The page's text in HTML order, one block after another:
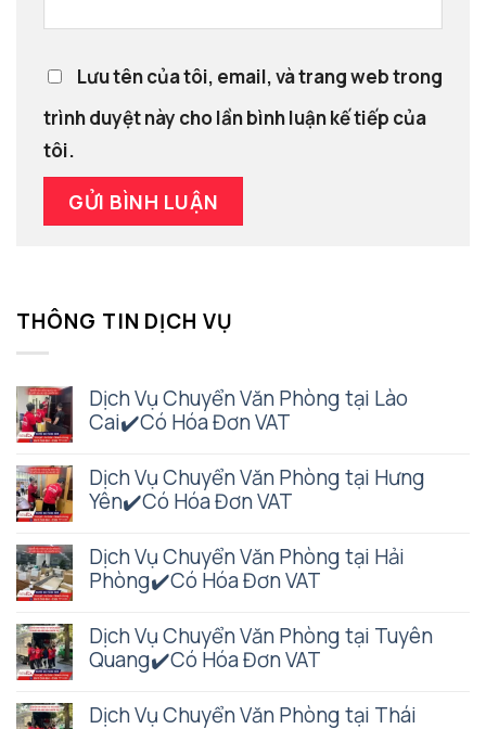
THÔNG TIN DỊCH VỤ
Dịch Vụ Chuyển Văn Phòng tại Lào
Cai✔️Có Hóa Đơn VAT
Dịch Vụ Chuyển Văn Phòng tại Hưng
Yên✔️Có Hóa Đơn VAT
Dịch Vụ Chuyển Văn Phòng tại Hải
Phòng✔️Có Hóa Đơn VAT
Dịch Vụ Chuyển Văn Phòng tại Tuyên
Quang✔️Có Hóa Đơn VAT
Dịch Vụ Chuyển Văn Phòng tại Thái
Lưu tên của tôi, email, và trang web trong
trình duyệt này cho lần bình luận kế tiếp của
tôi.